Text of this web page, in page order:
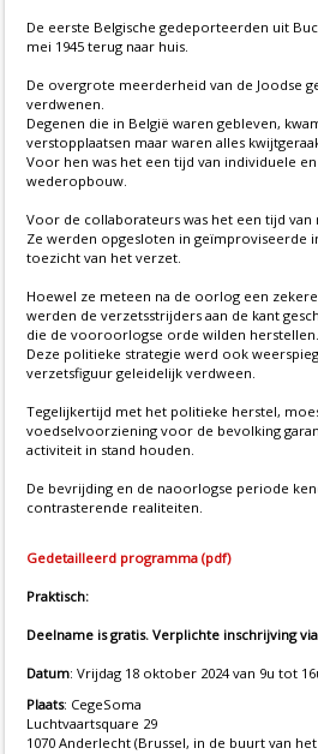
De eerste Belgische gedeporteerden uit
mei 1945 terug naar huis.
De overgrote meerderheid van de Joodse
verdwenen.
Degenen die in België waren gebleven,
verstopplaatsen maar waren alles
Voor hen was het een tijd van individuele
wederopbouw.
Voor de collaborateurs was het een tijd van
Ze werden opgesloten in geïmproviseerde
toezicht van het verzet.
Hoewel ze meteen na de oorlog een
werden de verzetsstrijders aan de kant
die de vooroorlogse orde wilden herstellen.
Deze politieke strategie werd ook
verzetsfiguur geleidelijk verdween.
Tegelijkertijd met het politieke herstel,
voedselvoorziening voor de bevolking
activiteit in stand houden.
De bevrijding en de naoorlogse periode
contrasterende realiteiten.
Gedetailleerd programma (pdf)
Praktisch:
Deelname is gratis. Verplichte inschrijving
Datum: Vrijdag 18 oktober 2024 van 9u tot
Plaats: CegeSoma
Luchtvaartsquare 29
1070 Anderlecht (Brussel, in de buurt van